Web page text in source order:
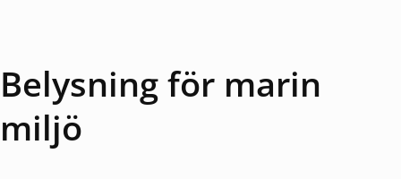
Belysning för marin
miljö